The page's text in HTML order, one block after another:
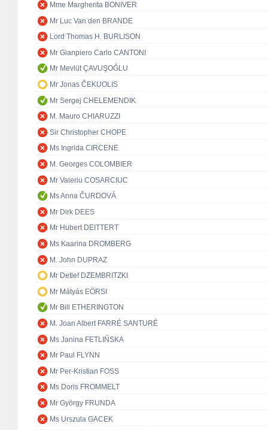
Mme Margherita BONIVER
Mr Luc Van den BRANDE
Lord Thomas H. BURLISON
Mr Gianpiero Carlo CANTONI
Mr Mevlüt ÇAVUŞOĞLU
Mr Jonas ČEKUOLIS
Mr Sergej CHELEMENDIK
M. Mauro CHIARUZZI
Sir Christopher CHOPE
Ms Ingrida CIRCENE
M. Georges COLOMBIER
Mr Valeriu COSARCIUC
Ms Anna ČURDOVÁ
Mr Dirk DEES
Mr Hubert DEITTERT
Ms Kaarina DROMBERG
M. John DUPRAZ
Mr Detlef DZEMBRITZKI
Mr Mátyás EÖRSI
Mr Bill ETHERINGTON
M. Joan Albert FARRÉ SANTURÉ
Ms Janina FETLIŃSKA
Mr Paul FLYNN
Mr Per-Kristian FOSS
Ms Doris FROMMELT
Mr György FRUNDA
Ms Urszula GACEK